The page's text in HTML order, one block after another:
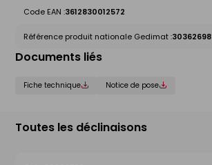
Code EAN :3612830012572
Référence produit nationale Gedimat :30362698
Documents liés
Fiche technique Notice de pose
Toutes les déclinaisons